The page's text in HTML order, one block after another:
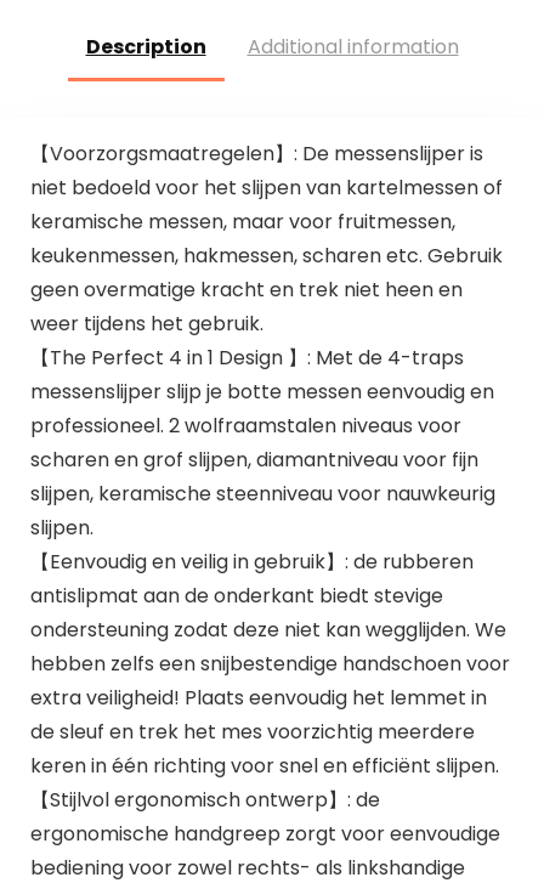
Description Additional information
【Voorzorgsmaatregelen】: De messenslijper is
niet bedoeld voor het slijpen van kartelmessen of
keramische messen, maar voor fruitmessen,
keukenmessen, hakmessen, scharen etc. Gebruik
geen overmatige kracht en trek niet heen en
weer tijdens het gebruik.
【The Perfect 4 in 1 Design 】: Met de 4-traps
messenslijper slijp je botte messen eenvoudig en
professioneel. 2 wolfraamstalen niveaus voor
scharen en grof slijpen, diamantniveau voor fijn
slijpen, keramische steenniveau voor nauwkeurig
slijpen.
【Eenvoudig en veilig in gebruik】: de rubberen
antislipmat aan de onderkant biedt stevige
ondersteuning zodat deze niet kan wegglijden. We
hebben zelfs een snijbestendige handschoen voor
extra veiligheid! Plaats eenvoudig het lemmet in
de sleuf en trek het mes voorzichtig meerdere
keren in één richting voor snel en efficiënt slijpen.
【Stijlvol ergonomisch ontwerp】: de
ergonomische handgreep zorgt voor eenvoudige
bediening voor zowel rechts- als linkshandige